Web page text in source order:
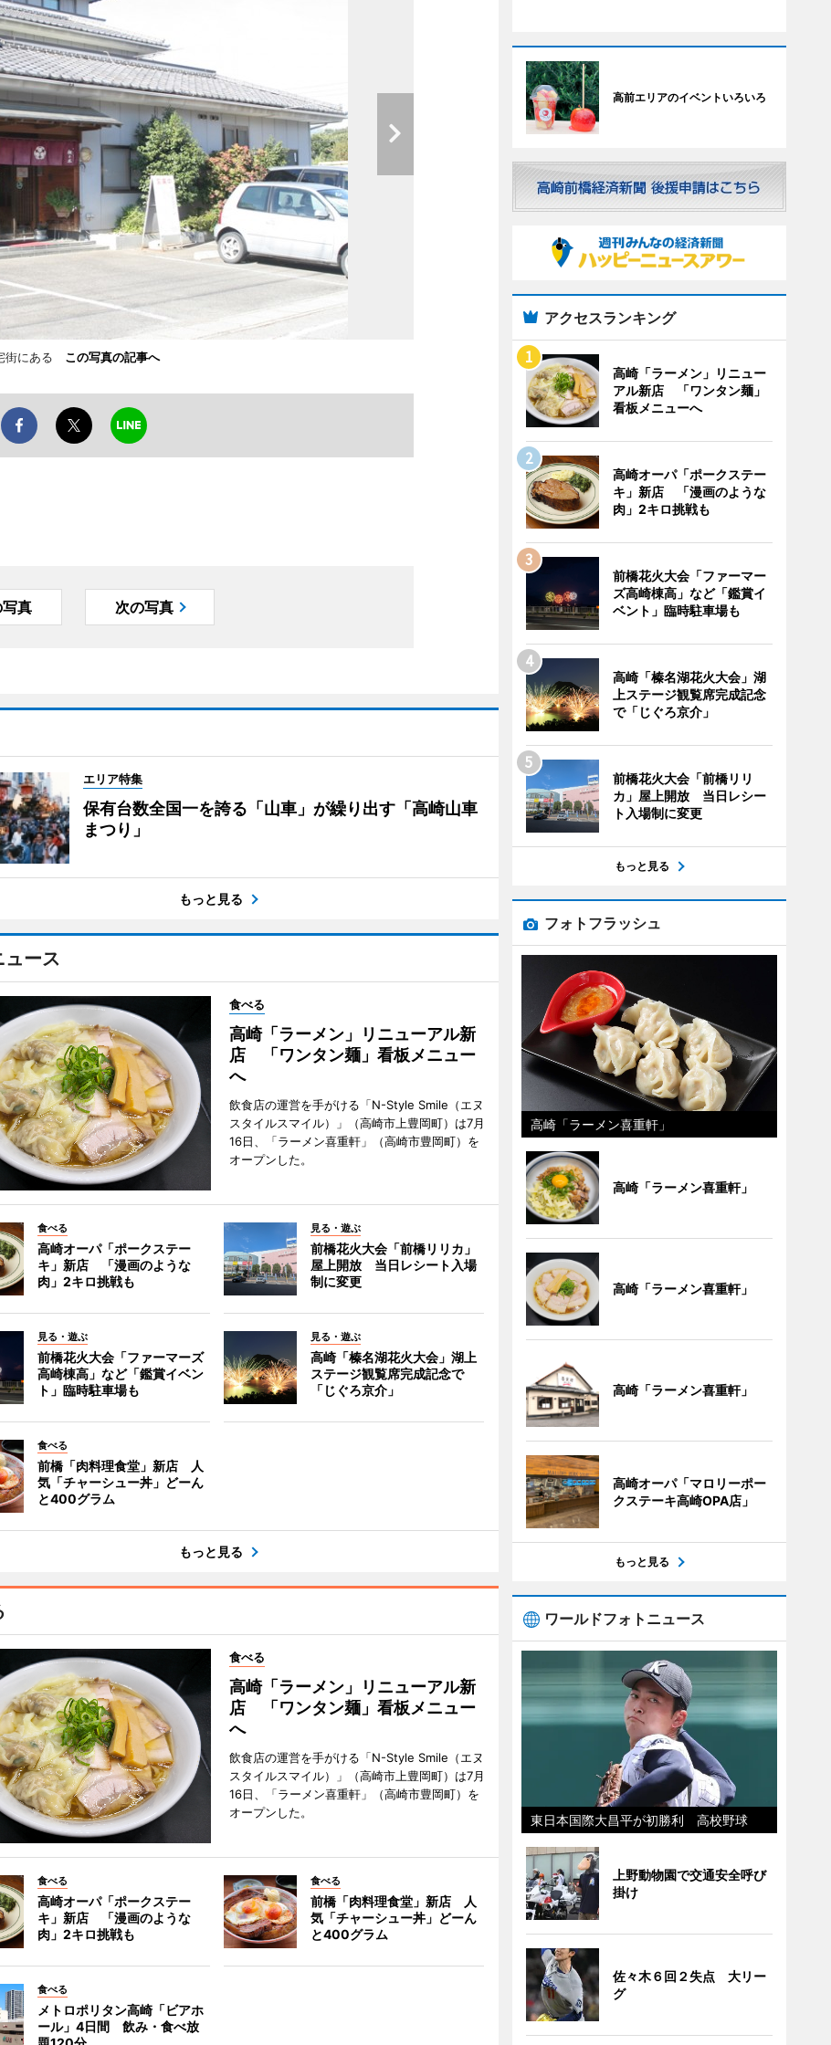
街にある この写真の記事へ
真 次の写真
エリア特集
保有台数全国一を誇る「山車」が繰り出す「高崎山車
まつり」
もっと見る
ュース
食べる
高崎「ラーメン」リニューアル新
店 「ワンタン麺」看板メニュー
へ
飲食店の運営を手がける「N-Style Smile（エヌ
スタイルスマイル）」（高崎市上豊岡町）は7月
16日、「ラーメン喜重軒」（高崎市豊岡町）を
オープンした。
食べる
高崎オーパ「ポークステー
キ」新店 「漫画のような
肉」2キロ挑戦も
見る・遊ぶ
前橋花火大会「前橋リリカ」
屋上開放 当日レシート入場
制に変更
見る・遊ぶ
前橋花火大会「ファーマーズ
高崎棟高」など「鑑賞イベン
ト」臨時駐車場も
見る・遊ぶ
高崎「榛名湖花火大会」湖上
ステージ観覧席完成記念で
「じぐろ京介」
食べる
前橋「肉料理食堂」新店 人
気「チャーシュー丼」どーん
と400グラム
もっと見る
食べる
高崎「ラーメン」リニューアル新
店 「ワンタン麺」看板メニュー
へ
飲食店の運営を手がける「N-Style Smile（エヌ
スタイルスマイル）」（高崎市上豊岡町）は7月
16日、「ラーメン喜重軒」（高崎市豊岡町）を
オープンした。
食べる
高崎オーパ「ポークステー
キ」新店 「漫画のような
肉」2キロ挑戦も
食べる
前橋「肉料理食堂」新店 人
気「チャーシュー丼」どーん
と400グラム
食べる
メトロポリタン高崎「ビアホ
ール」4日間 飲み・食べ放
高前エリアのイベントいろいろ
アクセスランキング
高崎「ラーメン」リニュー
アル新店 「ワンタン麺」
看板メニューへ
高崎オーパ「ポークステー
キ」新店 「漫画のような
肉」2キロ挑戦も
前橋花火大会「ファーマー
ズ高崎棟高」など「鑑賞イ
ベント」臨時駐車場も
高崎「榛名湖花火大会」湖
上ステージ観覧席完成記念
で「じぐろ京介」
前橋花火大会「前橋リリ
カ」屋上開放 当日レシー
ト入場制に変更
もっと見る
フォトフラッシュ
高崎「ラーメン喜重軒」
高崎「ラーメン喜重軒」
高崎「ラーメン喜重軒」
高崎「ラーメン喜重軒」
高崎オーパ「マロリーポー
クステーキ高崎OPA店」
もっと見る
ワールドフォトニュース
東日本国際大昌平が初勝利 高校野球
上野動物園で交通安全呼び
掛け
佐々木６回２失点 大リー
グ